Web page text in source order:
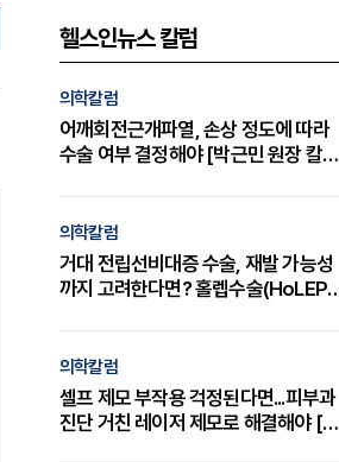
헬스인뉴스 칼럼
의학칼럼
어깨회전근개파열, 손상 정도에 따라
수술 여부 결정해야 [박근민 원장 칼
의학칼럼
거대 전립선비대증 수술, 재발 가능성
까지 고려한다면? 홀렙수술(HoLEP)
의학칼럼
셀프 제모 부작용 걱정된다면...피부과
진단 거친 레이저 제모로 해결해야 [변